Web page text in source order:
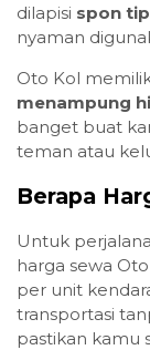
dilapisi spon
nyaman
Oto Kol
menampung
banget buat
teman atau
Berapa
Untuk
harga sewa
per unit
transportasi
pastikan kamu